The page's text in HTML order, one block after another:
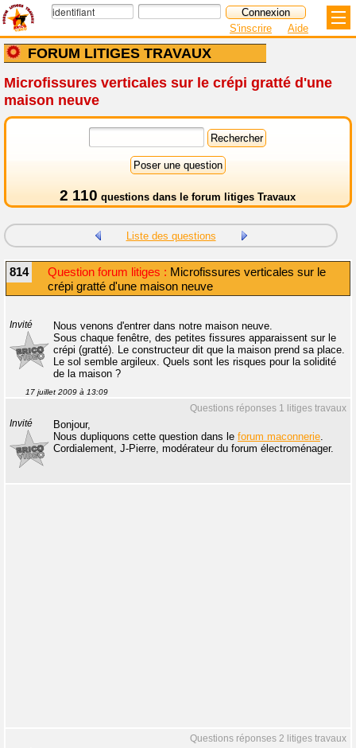
FORUM LITIGES TRAVAUX
S'inscrire Aide
Microfissures verticales sur le crépi gratté d'une
maison neuve
2 110 questions dans le forum litiges Travaux
Liste des questions
814 Question forum litiges : Microfissures verticales sur le
crépi gratté d'une maison neuve
Invité
Nous venons d'entrer dans notre maison neuve.
Sous chaque fenêtre, des petites fissures apparaissent sur le
crépi (gratté). Le constructeur dit que la maison prend sa place.
Le sol semble argileux. Quels sont les risques pour la solidité
de la maison ?
17 juillet 2009 à 13:09
Questions réponses 1 litiges travaux
Invité
Bonjour,
Nous dupliquons cette question dans le forum maconnerie.
Cordialement, J-Pierre, modérateur du forum électroménager.
Questions réponses 2 litiges travaux